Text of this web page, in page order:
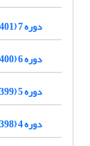
دوره 7 (1401)
دوره 6 (1400)
دوره 5 (1399)
دوره 4 (1398)